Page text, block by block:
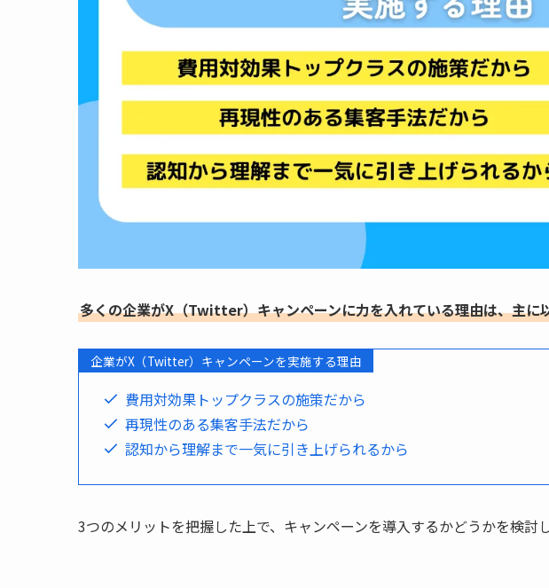
多くの企業がX（Twitter）キャンペーンに力を入れている理由は、主に
企業がX（Twitter）キャンペーンを実施する理由
費用対効果トップクラスの施策だから
再現性のある集客手法だから
認知から理解まで一気に引き上げられるから
3つのメリットを把握した上で、キャンペーンを導入するかどうかを検討